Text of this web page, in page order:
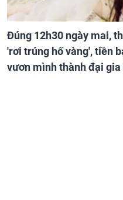
Đúng 12h30 ngày mai,
'rơi trúng hố vàng', tiền
vươn mình thành đại